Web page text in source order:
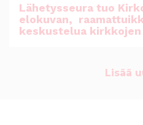
Lähetysseura tuo
elokuvan,
keskustelua
Lisää